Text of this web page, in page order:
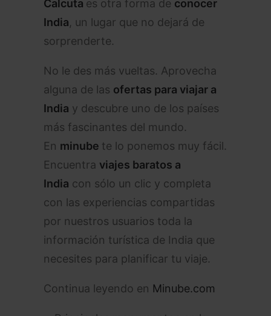
Calcuta es otra forma de conocer
India, un lugar que no dejará de
sorprenderte.
No le des más vueltas. Aprovecha
alguna de las ofertas para viajar a
India y descubre uno de los países
más fascinantes del mundo.
En minube te lo ponemos muy fácil.
Encuentra viajes baratos a
India con sólo un clic y completa
con las experiencias compartidas
por nuestros usuarios toda la
información turística de India que
necesites para planificar tu viaje.
Continua leyendo en Minube.com